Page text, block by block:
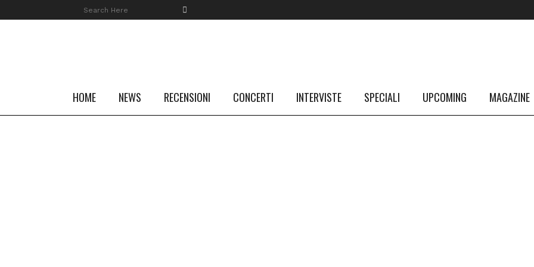
HOME NEWS RECENSIONI CONCERTI INTERVISTE SPECIALI UPCOMING MAGAZINE